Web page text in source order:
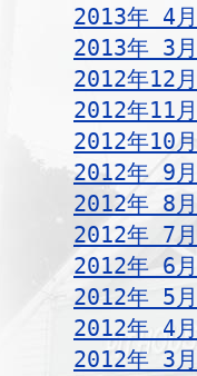
2013年 4月
2013年 3月
2012年12月
2012年11月
2012年10月
2012年 9月
2012年 8月
2012年 7月
2012年 6月
2012年 5月
2012年 4月
2012年 3月